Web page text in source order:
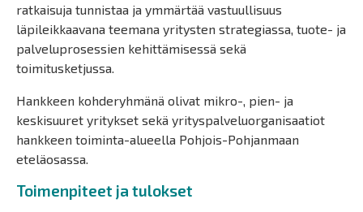
ratkaisuja tunnistaa ja ymmärtää vastuullisuus
läpileikkaavana teemana yritysten strategiassa, tuote- ja
palveluprosessien kehittämisessä sekä
toimitusketjussa.
Hankkeen kohderyhmänä olivat mikro-, pien- ja
keskisuuret yritykset sekä yrityspalveluorganisaatiot
hankkeen toiminta-alueella Pohjois-Pohjanmaan
eteläosassa.
Toimenpiteet ja tulokset